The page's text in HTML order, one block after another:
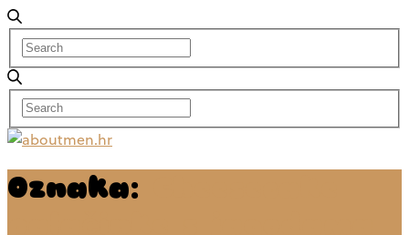
Oznaka: